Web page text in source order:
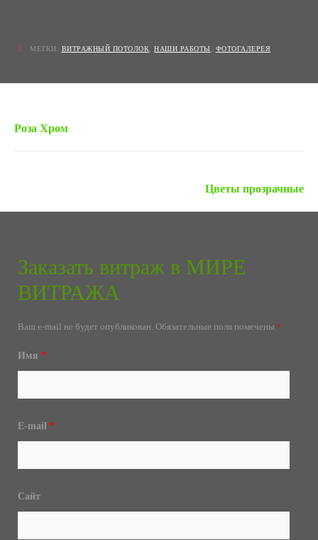
МЕТКИ: ВИТРАЖНЫЙ ПОТОЛОК НАШИ РАБОТЫ ФОТОГАЛЕРЕЯ
Роза Хром
Цветы прозрачные
Заказать витраж в МИРЕ
ВИТРАЖА
Ваш e-mail не будет опубликован. Обязательные поля помечены *
Имя *
E-mail *
Сайт